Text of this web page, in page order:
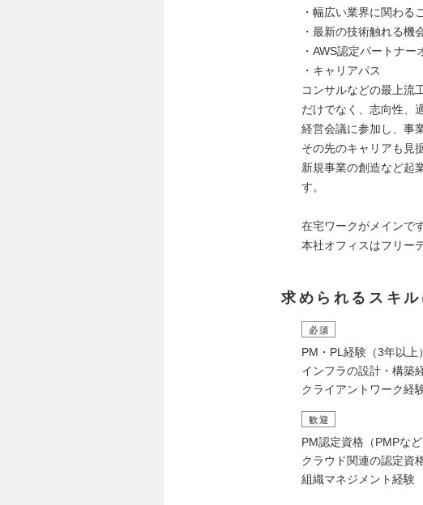
・幅広い業界に関わる
・最新の技術触れる機
・AWS認定パートナ
・キャリアパス
コンサルなどの最上流
だけでなく、志向性、
経営会議に参加し、事
その先のキャリアも見
新規事業の創造など起
す。
在宅ワークがメインです
本社オフィスはフリー
求められるスキル
必須
PM・PL経験（3年以上）
インフラの設計・構築
クライアントワーク経
歓迎
PM認定資格（PMPなど
クラウド関連の認定資
組織マネジメント経験